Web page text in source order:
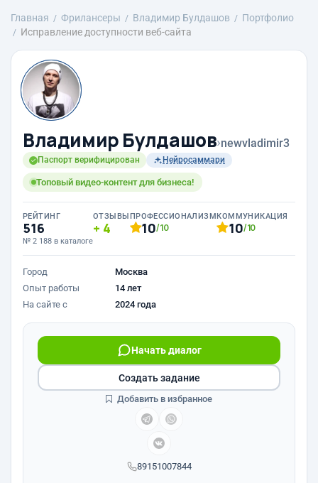
Главная Фрилансеры Владимир Булдашов
Портфолио
Исправление доступности веб-сайта
Владимир Булдашов›newvladimir3
Паспорт верифицирован Нейросаммари
Топовый видео-контент для бизнеса!
РЕЙТИНГ
516
№ 2 188 в каталоге
ОТЗЫВЫ
4
ПРОФЕССИОНАЛИЗМ
10/10
КОММУНИКАЦИЯ
10/10
Город
Москва
Опыт работы
14 лет
На сайте с
2024 года
89151007844
Начать диалог
Создать задание
Добавить в избранное